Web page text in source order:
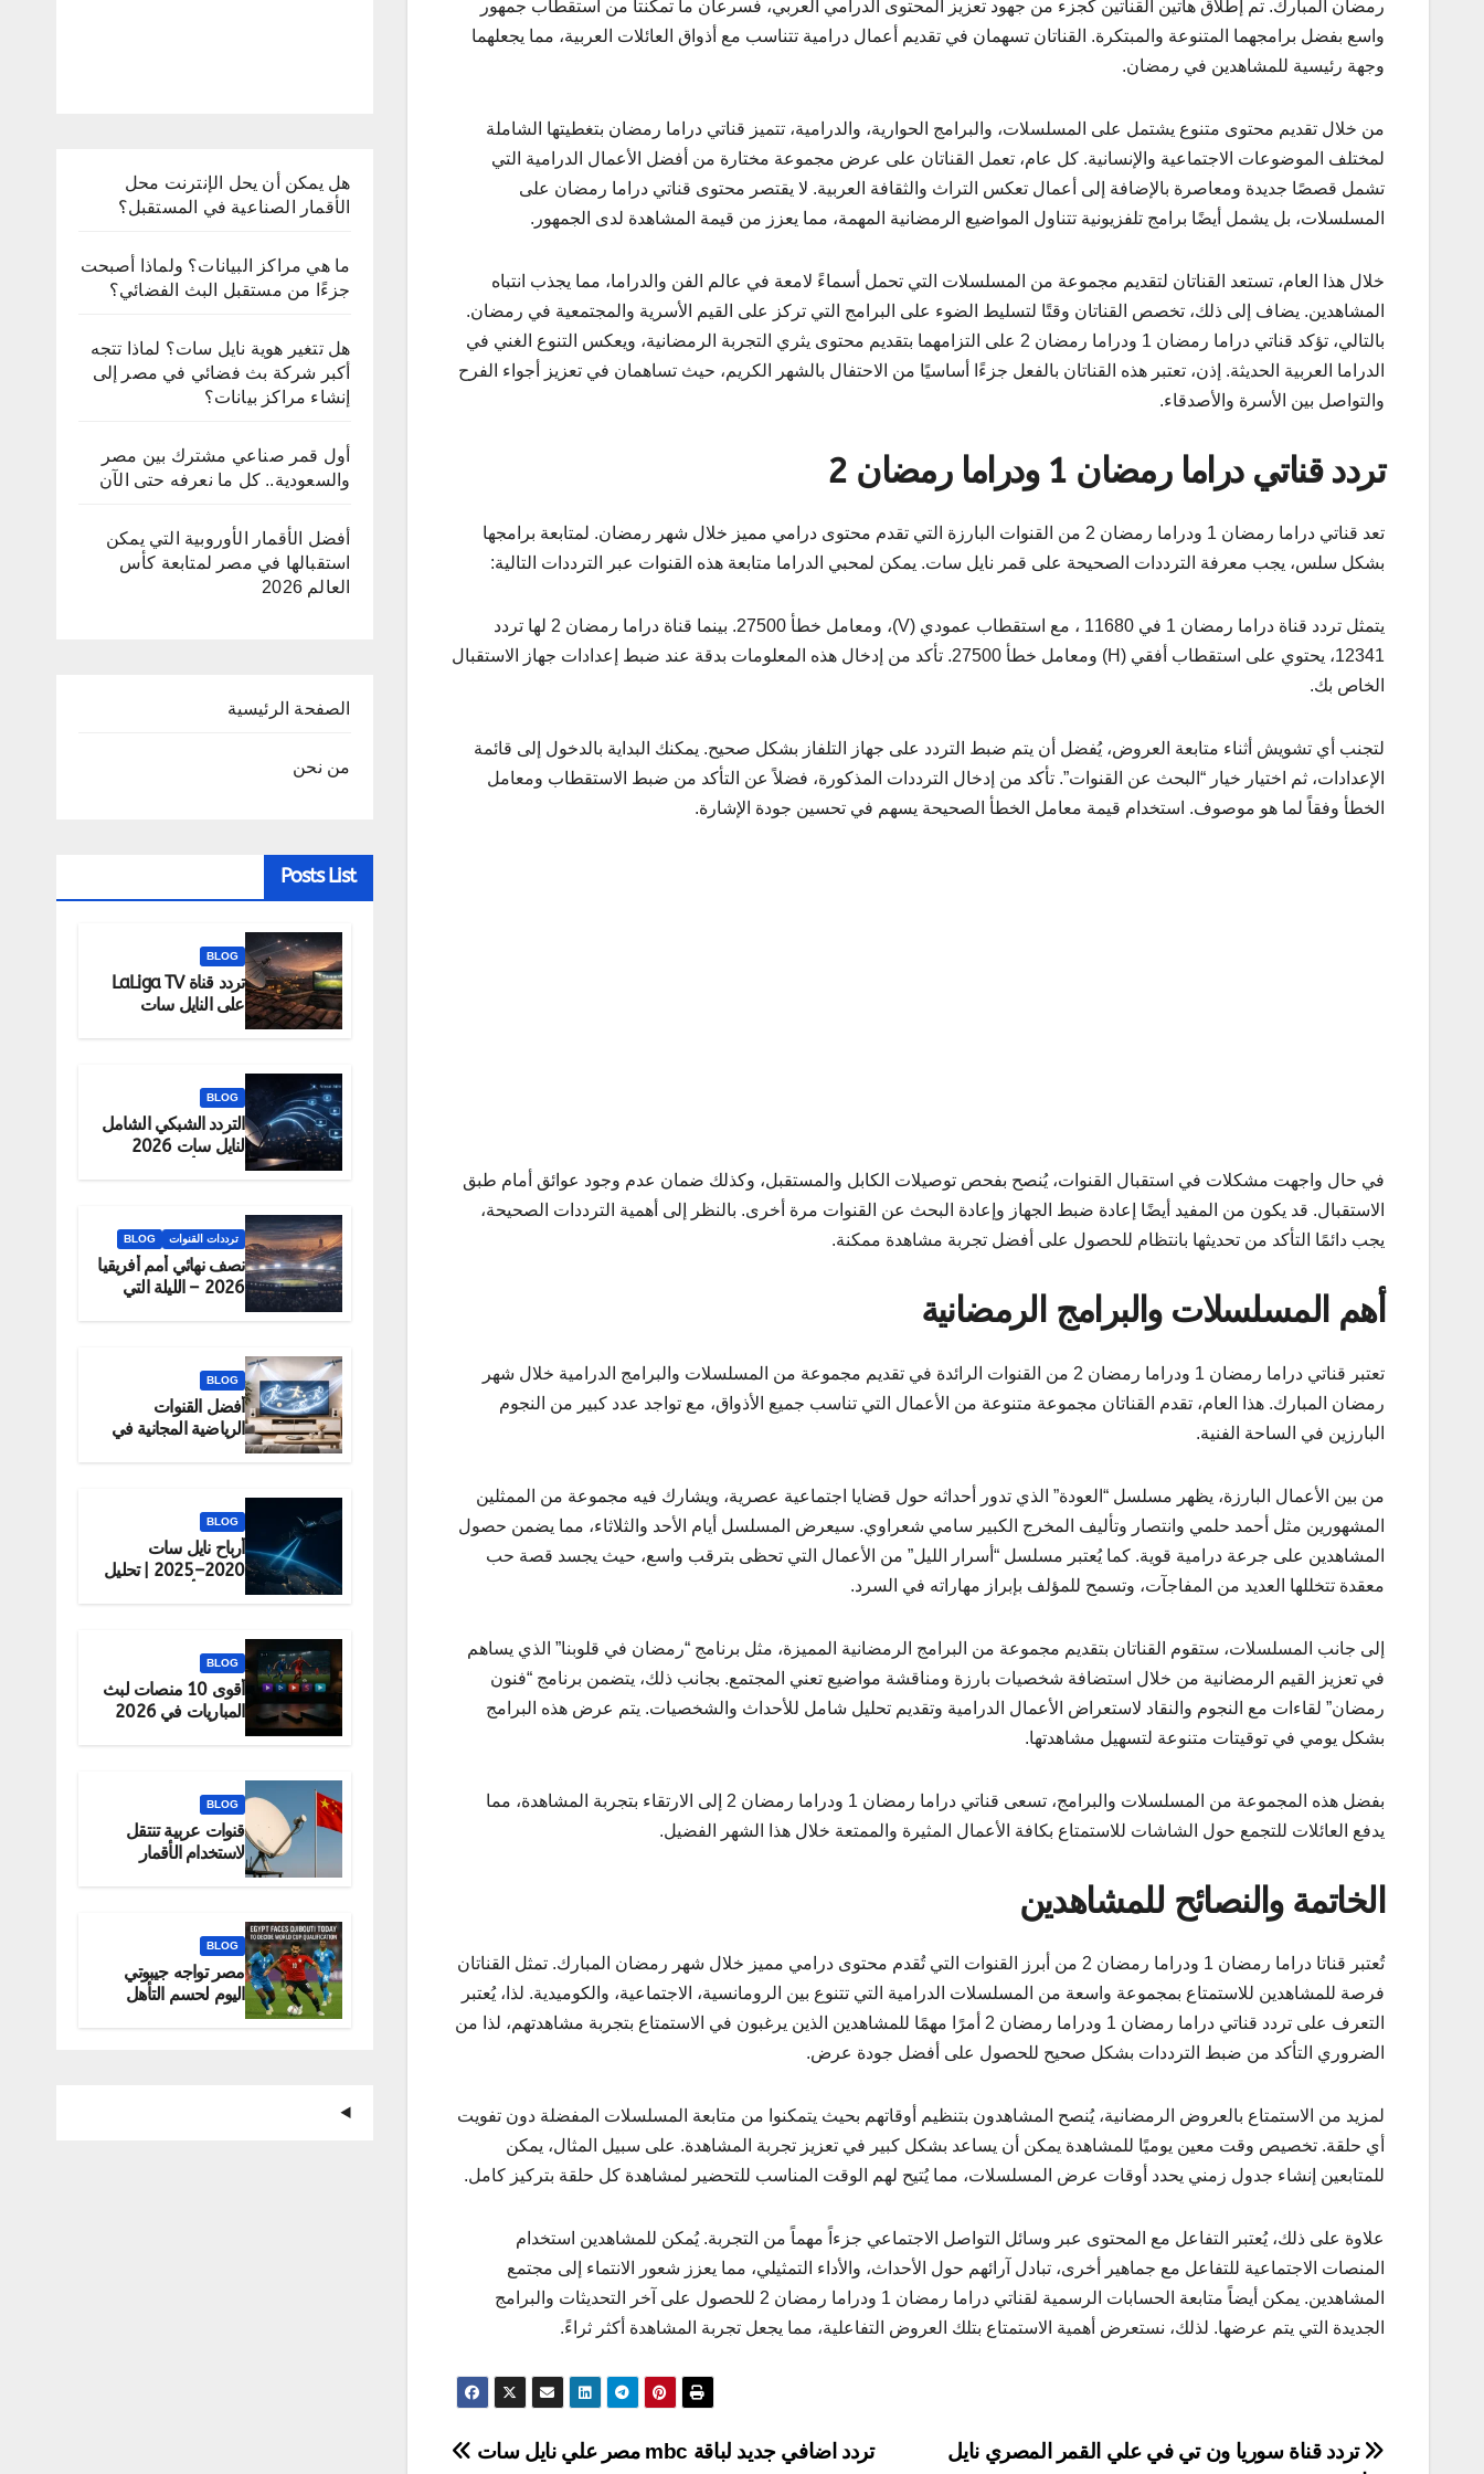
رمضان المبارك. تم إطلاق هاتين القناتين كجزء من جهود تعزيز المحتوى الدرامي العربي، فسرعان ما تمكنتا من استقطاب جمهور
واسع بفضل برامجهما المتنوعة والمبتكرة. القناتان تسهمان في تقديم أعمال درامية تتناسب مع أذواق العائلات العربية، مما يجعلهما
وجهة رئيسية للمشاهدين في رمضان.
من خلال تقديم محتوى متنوع يشتمل على المسلسلات، والبرامج الحوارية، والدرامية، تتميز قناتي دراما رمضان بتغطيتها الشاملة
لمختلف الموضوعات الاجتماعية والإنسانية. كل عام، تعمل القناتان على عرض مجموعة مختارة من أفضل الأعمال الدرامية التي
تشمل قصصًا جديدة ومعاصرة بالإضافة إلى أعمال تعكس التراث والثقافة العربية. لا يقتصر محتوى قناتي دراما رمضان على
المسلسلات، بل يشمل أيضًا برامج تلفزيونية تتناول المواضيع الرمضانية المهمة، مما يعزز من قيمة المشاهدة لدى الجمهور.
خلال هذا العام، تستعد القناتان لتقديم مجموعة من المسلسلات التي تحمل أسماءً لامعة في عالم الفن والدراما، مما يجذب انتباه
المشاهدين. يضاف إلى ذلك، تخصص القناتان وقتًا لتسليط الضوء على البرامج التي تركز على القيم الأسرية والمجتمعية في رمضان.
بالتالي، تؤكد قناتي دراما رمضان 1 ودراما رمضان 2 على التزامهما بتقديم محتوى يثري التجربة الرمضانية، ويعكس التنوع الغني في
الدراما العربية الحديثة. إذن، تعتبر هذه القناتان بالفعل جزءًا أساسيًا من الاحتفال بالشهر الكريم، حيث تساهمان في تعزيز أجواء الفرح
والتواصل بين الأسرة والأصدقاء.
تردد قناتي دراما رمضان 1 ودراما رمضان 2
تعد قناتي دراما رمضان 1 ودراما رمضان 2 من القنوات البارزة التي تقدم محتوى درامي مميز خلال شهر رمضان. لمتابعة برامجها
بشكل سلس، يجب معرفة الترددات الصحيحة على قمر نايل سات. يمكن لمحبي الدراما متابعة هذه القنوات عبر الترددات التالية:
يتمثل تردد قناة دراما رمضان 1 في 11680 ، مع استقطاب عمودي (V)، ومعامل خطأ 27500. بينما قناة دراما رمضان 2 لها تردد
12341، يحتوي على استقطاب أفقي (H) ومعامل خطأ 27500. تأكد من إدخال هذه المعلومات بدقة عند ضبط إعدادات جهاز الاستقبال
الخاص بك.
لتجنب أي تشويش أثناء متابعة العروض، يُفضل أن يتم ضبط التردد على جهاز التلفاز بشكل صحيح. يمكنك البداية بالدخول إلى قائمة
الإعدادات، ثم اختيار خيار “البحث عن القنوات”. تأكد من إدخال الترددات المذكورة، فضلاً عن التأكد من ضبط الاستقطاب ومعامل
الخطأ وفقاً لما هو موصوف. استخدام قيمة معامل الخطأ الصحيحة يسهم في تحسين جودة الإشارة.
في حال واجهت مشكلات في استقبال القنوات، يُنصح بفحص توصيلات الكابل والمستقبل، وكذلك ضمان عدم وجود عوائق أمام طبق
الاستقبال. قد يكون من المفيد أيضًا إعادة ضبط الجهاز وإعادة البحث عن القنوات مرة أخرى. بالنظر إلى أهمية الترددات الصحيحة،
يجب دائمًا التأكد من تحديثها بانتظام للحصول على أفضل تجربة مشاهدة ممكنة.
أهم المسلسلات والبرامج الرمضانية
تعتبر قناتي دراما رمضان 1 ودراما رمضان 2 من القنوات الرائدة في تقديم مجموعة من المسلسلات والبرامج الدرامية خلال شهر
رمضان المبارك. هذا العام، تقدم القناتان مجموعة متنوعة من الأعمال التي تناسب جميع الأذواق، مع تواجد عدد كبير من النجوم
البارزين في الساحة الفنية.
من بين الأعمال البارزة، يظهر مسلسل “العودة” الذي تدور أحداثه حول قضايا اجتماعية عصرية، ويشارك فيه مجموعة من الممثلين
المشهورين مثل أحمد حلمي وانتصار وتأليف المخرج الكبير سامي شعراوي. سيعرض المسلسل أيام الأحد والثلاثاء، مما يضمن حصول
المشاهدين على جرعة درامية قوية. كما يُعتبر مسلسل “أسرار الليل” من الأعمال التي تحظى بترقب واسع، حيث يجسد قصة حب
معقدة تتخللها العديد من المفاجآت، وتسمح للمؤلف بإبراز مهاراته في السرد.
إلى جانب المسلسلات، ستقوم القناتان بتقديم مجموعة من البرامج الرمضانية المميزة، مثل برنامج “رمضان في قلوبنا” الذي يساهم
في تعزيز القيم الرمضانية من خلال استضافة شخصيات بارزة ومناقشة مواضيع تعني المجتمع. بجانب ذلك، يتضمن برنامج “فنون
رمضان” لقاءات مع النجوم والنقاد لاستعراض الأعمال الدرامية وتقديم تحليل شامل للأحداث والشخصيات. يتم عرض هذه البرامج
بشكل يومي في توقيتات متنوعة لتسهيل مشاهدتها.
بفضل هذه المجموعة من المسلسلات والبرامج، تسعى قناتي دراما رمضان 1 ودراما رمضان 2 إلى الارتقاء بتجربة المشاهدة، مما
يدفع العائلات للتجمع حول الشاشات للاستمتاع بكافة الأعمال المثيرة والممتعة خلال هذا الشهر الفضيل.
الخاتمة والنصائح للمشاهدين
تُعتبر قناتا دراما رمضان 1 ودراما رمضان 2 من أبرز القنوات التي تُقدم محتوى درامي مميز خلال شهر رمضان المبارك. تمثل القناتان
فرصة للمشاهدين للاستمتاع بمجموعة واسعة من المسلسلات الدرامية التي تتنوع بين الرومانسية، الاجتماعية، والكوميدية. لذا، يُعتبر
التعرف على تردد قناتي دراما رمضان 1 ودراما رمضان 2 أمرًا مهمًا للمشاهدين الذين يرغبون في الاستمتاع بتجربة مشاهدتهم، لذا من
الضروري التأكد من ضبط الترددات بشكل صحيح للحصول على أفضل جودة عرض.
لمزيد من الاستمتاع بالعروض الرمضانية، يُنصح المشاهدون بتنظيم أوقاتهم بحيث يتمكنوا من متابعة المسلسلات المفضلة دون تفويت
أي حلقة. تخصيص وقت معين يوميًا للمشاهدة يمكن أن يساعد بشكل كبير في تعزيز تجربة المشاهدة. على سبيل المثال، يمكن
للمتابعين إنشاء جدول زمني يحدد أوقات عرض المسلسلات، مما يُتيح لهم الوقت المناسب للتحضير لمشاهدة كل حلقة بتركيز كامل.
علاوة على ذلك، يُعتبر التفاعل مع المحتوى عبر وسائل التواصل الاجتماعي جزءاً مهماً من التجربة. يُمكن للمشاهدين استخدام
المنصات الاجتماعية للتفاعل مع جماهير أخرى، تبادل آرائهم حول الأحداث، والأداء التمثيلي، مما يعزز شعور الانتماء إلى مجتمع
المشاهدين. يمكن أيضاً متابعة الحسابات الرسمية لقناتي دراما رمضان 1 ودراما رمضان 2 للحصول على آخر التحديثات والبرامج
الجديدة التي يتم عرضها. لذلك، نستعرض أهمية الاستمتاع بتلك العروض التفاعلية، مما يجعل تجربة المشاهدة أكثر ثراءً.
تصفّح تردد اضافي جديد لباقة mbc مصر علي نايل سات
تردد قناة سوريا ون تي في علي القمر المصري نايل
هل يمكن أن يحل الإنترنت محل
الأقمار الصناعية في المستقبل؟
ما هي مراكز البيانات؟ ولماذا أصبحت
جزءًا من مستقبل البث الفضائي؟
هل تتغير هوية نايل سات؟ لماذا تتجه
أكبر شركة بث فضائي في مصر إلى
إنشاء مراكز بيانات؟
أول قمر صناعي مشترك بين مصر
والسعودية.. كل ما نعرفه حتى الآن
أفضل الأقمار الأوروبية التي يمكن
استقبالها في مصر لمتابعة كأس
العالم 2026
الصفحة الرئيسية
من نحن
Posts List
BLOG
تردد قناة LaLiga TV
على النايل سات
BLOG
التردد الشبكي الشامل
لنايل سات 2026
ترددات القنوات BLOG
نصف نهائي أمم أفريقيا
2026 – الليلة التي
BLOG
أفضل القنوات
الرياضية المجانية في
BLOG
أرباح نايل سات
2020–2025 | تحليل
BLOG
أقوى 10 منصات لبث
المباريات في 2026
BLOG
قنوات عربية تنتقل
لاستخدام الأقمار
BLOG
مصر تواجه جيبوتي
اليوم لحسم التأهل